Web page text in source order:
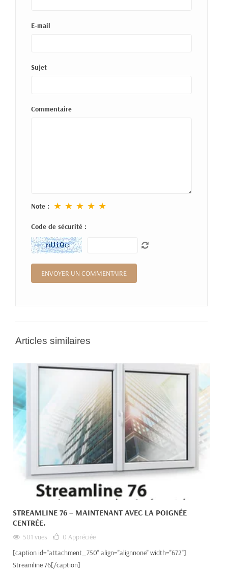
E-mail
Sujet
Commentaire
Note : ★ ★ ★ ★ ★
Code de sécurité :
Articles similaires
STREAMLINE 76 – MAINTENANT AVEC LA POIGNÉE
CENTRÉE.
501 vues 0 Appréciée
[caption id="attachment_750" align="alignnone" width="672"]
Streamline 76[/caption]